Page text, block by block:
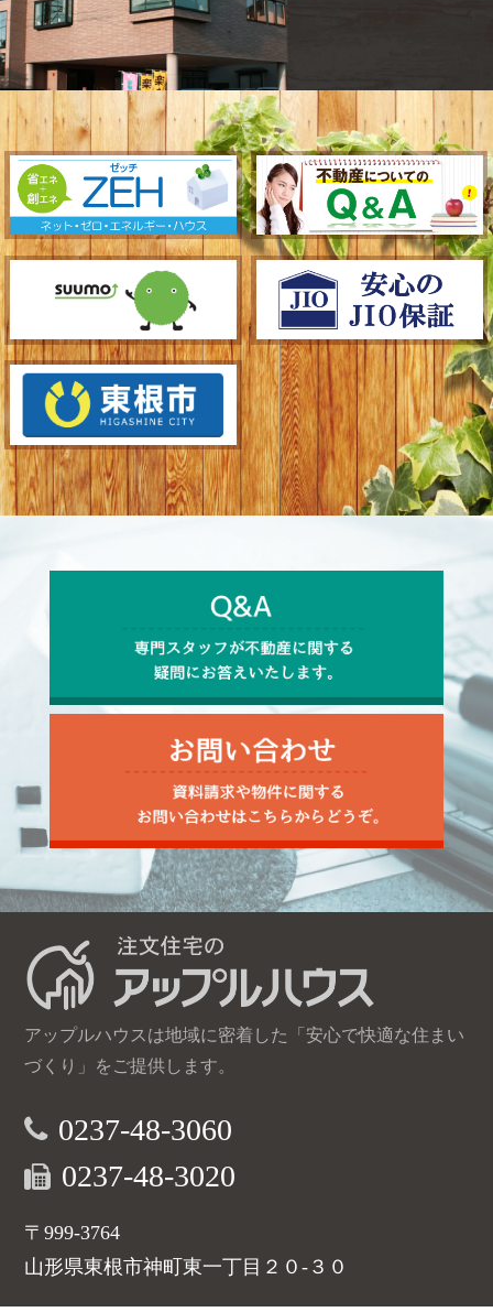
アップルハウスは地域に密着した「安心で快適な住まい
づくり」をご提供します。
0237-48-3060
0237-48-3020
〒999-3764
山形県東根市神町東一丁目２０-３０